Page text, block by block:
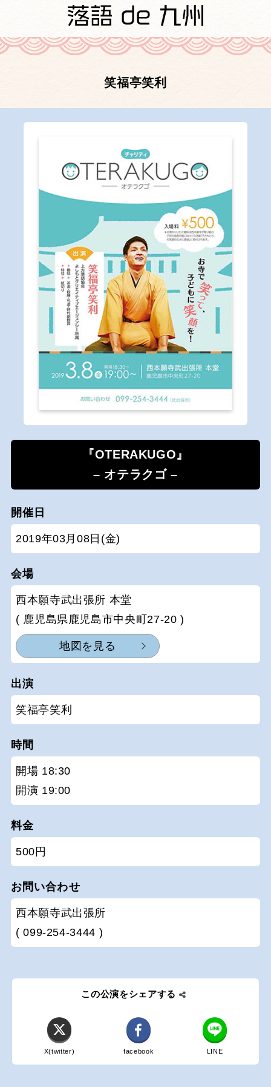
笑福亭笑利
『OTERAKUGO』
– オテラクゴ –
開催日
2019年03月08日(金)
会場
西本願寺武出張所 本堂
( 鹿児島県鹿児島市中央町27-20 )
地図を見る
出演
笑福亭笑利
時間
開場 18:30
開演 19:00
料金
500円
お問い合わせ
西本願寺武出張所
( 099-254-3444 )
この公演をシェアする
X(twitter) facebook LINE